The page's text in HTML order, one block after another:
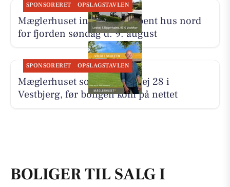
SPONSORERET OPSLAGSTAVLEN
Mæglerhuset inviterer til åbent hus nord
for fjorden søndag d. 9. august
SPONSORERET OPSLAGSTAVLEN
Mæglerhuset solgte Tines Vej 28 i
Vestbjerg, før boligen kom på nettet
BOLIGER TIL SALG I